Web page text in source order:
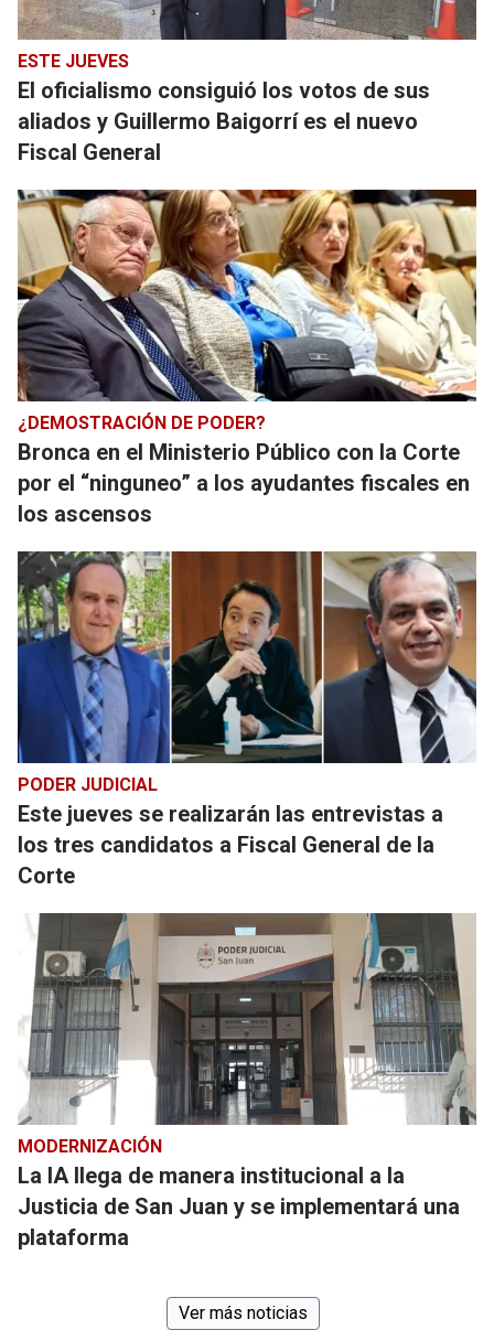
ESTE JUEVES
El oficialismo consiguió los votos de sus
aliados y Guillermo Baigorrí es el nuevo
Fiscal General
¿DEMOSTRACIÓN DE PODER?
Bronca en el Ministerio Público con la Corte
por el “ninguneo” a los ayudantes fiscales en
los ascensos
PODER JUDICIAL
Este jueves se realizarán las entrevistas a
los tres candidatos a Fiscal General de la
Corte
MODERNIZACIÓN
La IA llega de manera institucional a la
Justicia de San Juan y se implementará una
plataforma
Ver más noticias